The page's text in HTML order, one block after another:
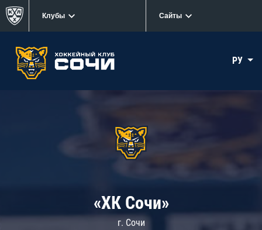
Клубы Сайты
РУ
«ХК Сочи»
г. Сочи